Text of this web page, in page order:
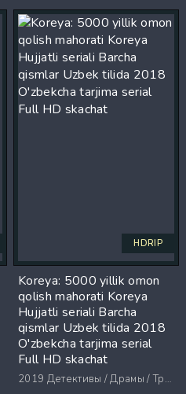
HDRIP
Koreya: 5000 yillik omon
qolish mahorati Koreya
Hujjatli seriali Barcha
qismlar Uzbek tilida 2018
O'zbekcha tarjima serial
Full HD skachat
2019 Детективы / Драмы / Триллеры / Ужасы